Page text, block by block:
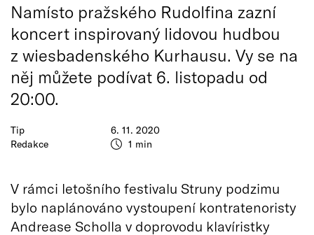
Tip
Redakce
6. 11. 2020
1 min
Namísto pražského Rudolfina zazní
koncert inspirovaný lidovou hudbou
z wiesbadenského Kurhausu. Vy se na
něj můžete podívat 6. listopadu od
20:00.
V rámci letošního festivalu Struny podzimu
bylo naplánováno vystoupení kontratenoristy
Andrease Scholla v doprovodu klavíristky